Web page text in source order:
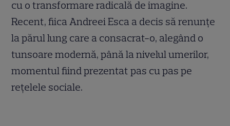
cu o transformare radicală de imagine.
Recent, fiica Andreei Esca a decis să renunțe
la părul lung care a consacrat-o, alegând o
tunsoare modernă, până la nivelul umerilor,
momentul fiind prezentat pas cu pas pe
rețelele sociale.